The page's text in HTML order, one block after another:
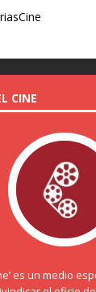
CINE
es un medio